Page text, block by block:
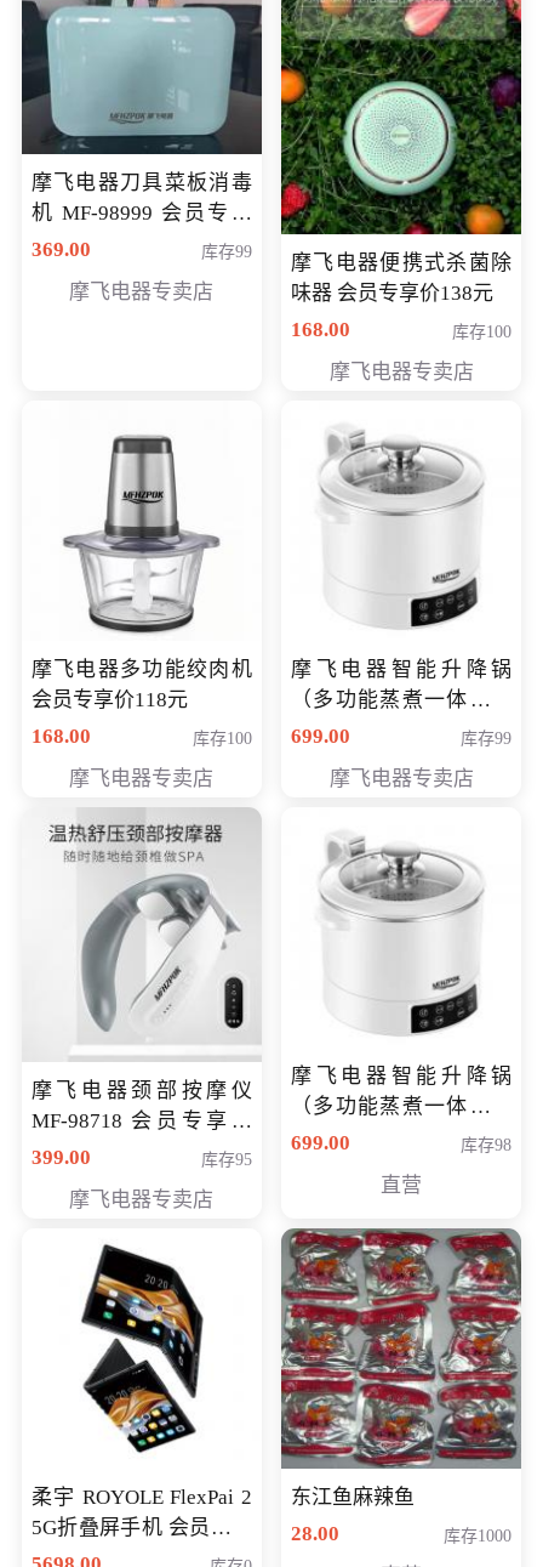
摩飞电器刀具菜板消毒
机 MF-98999 会员专享
价286元
369.00 库存99
摩飞电器专卖店
摩飞电器便携式杀菌除
味器 会员专享价138元
168.00
库存100
摩飞电器专卖店
摩飞电器多功能绞肉机
会员专享价118元
168.00
库存100
摩飞电器专卖店
摩飞电器智能升降锅
（多功能蒸煮一体锅）
（智能升降养生锅） 会
699.00 库存99
摩飞电器专卖店
摩飞电器颈部按摩仪
MF-98718 会员专享价
299元
399.00 库存95
摩飞电器专卖店
摩飞电器智能升降锅
（多功能蒸煮一体锅）
（智能升降养生锅） 会
699.00 库存98
直营
柔宇 ROYOLE FlexPai 2
5G折叠屏手机 会员专享
购买价格 4998元
东江鱼麻辣鱼
28.00
库存1000